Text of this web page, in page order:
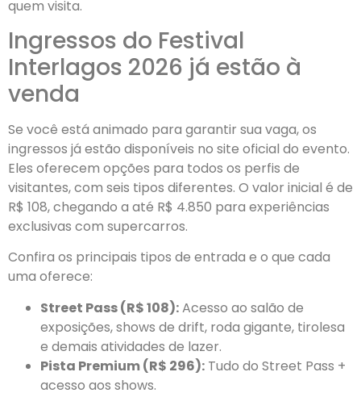
quem visita.
Ingressos do Festival
Interlagos 2026 já estão à
venda
Se você está animado para garantir sua vaga, os
ingressos já estão disponíveis no site oficial do evento.
Eles oferecem opções para todos os perfis de
visitantes, com seis tipos diferentes. O valor inicial é de
R$ 108, chegando a até R$ 4.850 para experiências
exclusivas com supercarros.
Confira os principais tipos de entrada e o que cada
uma oferece:
Street Pass (R$ 108):Acesso ao salão de
exposições, shows de drift, roda gigante, tirolesa
e demais atividades de lazer.
Pista Premium (R$ 296): Tudo do Street Pass +
acesso aos shows.